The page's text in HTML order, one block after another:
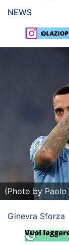
Primavera
Rassegna
Serie A
Europa
Altri Sport
Formula 1
NEWS
(Photo by
Ginevra Sforza